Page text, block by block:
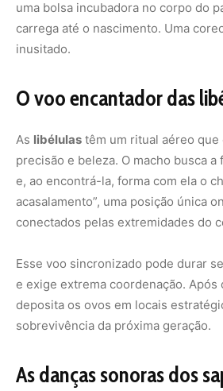
uma bolsa incubadora no corpo do
carrega até o nascimento. Uma
inusitado.
O voo encantador das
As libélulas têm um ritual aéreo
precisão e beleza. O macho busca a
e, ao encontrá-la, forma com ela o
acasalamento”, uma posição única
conectados pelas extremidades do
Esse voo sincronizado pode durar
e exige extrema coordenação. Após
deposita os ovos em locais
sobrevivência da próxima geração.
As danças sonoras dos